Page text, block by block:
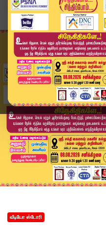
Home
வீடியோ ஸ்டோரி
SPEED NEWS TAMIL |
வீடியோ ஸ்டோரி